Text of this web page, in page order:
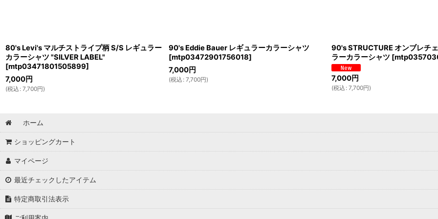
80's Levi's マルチストライプ柄 S/S レギュラー
カラーシャツ "SILVER LABEL"
[mtp03471801505899]
7,000円
(税込 : 7,700円)
90's Eddie Bauer レギュラーカラーシャツ
[mtp03472901756018]
7,000円
(税込 : 7,700円)
90's STRUCTURE オンブレチ
ラーカラーシャツ [
7,000円
(税込 : 7,700円)
ホーム
ショッピングカート
マイページ
最近チェックしたアイテム
特定商取引法表示